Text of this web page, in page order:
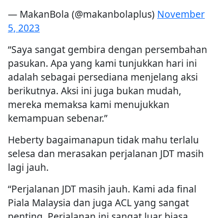
— MakanBola (@makanbolaplus) November
5, 2023
“Saya sangat gembira dengan persembahan
pasukan. Apa yang kami tunjukkan hari ini
adalah sebagai persediana menjelang aksi
berikutnya. Aksi ini juga bukan mudah,
mereka memaksa kami menujukkan
kemampuan sebenar.”
Heberty bagaimanapun tidak mahu terlalu
selesa dan merasakan perjalanan JDT masih
lagi jauh.
“Perjalanan JDT masih jauh. Kami ada final
Piala Malaysia dan juga ACL yang sangat